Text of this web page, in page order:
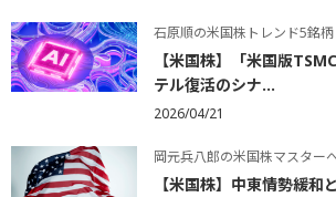
石原順の米国株トレンド5銘柄
【米国株】「米国版
テル復活のシナ...
2026/04/21
岡元兵八郎の米国株マスター
【米国株】中東情勢緩和